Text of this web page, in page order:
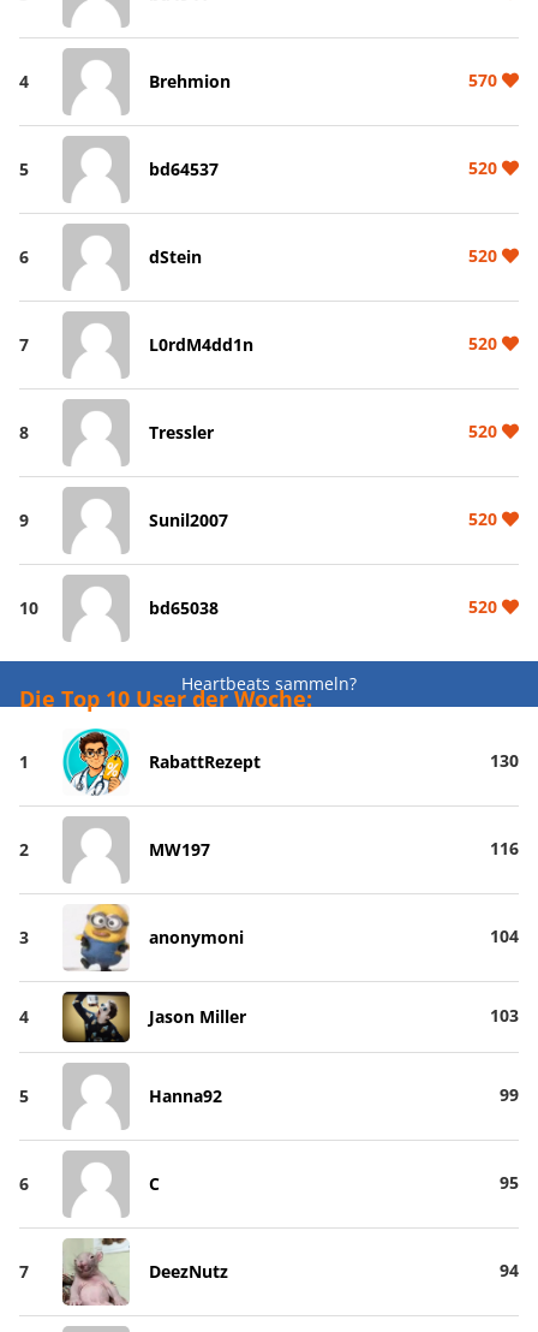
4 Brehmion 570
5 bd64537 520
6 dStein 520
7 L0rdM4dd1n 520
8 Tressler 520
9 Sunil2007 520
10 bd65038 520
Heartbeats sammeln?
Die Top 10 User der Woche:
1 RabattRezept 130
2 MW197 116
3 anonymoni 104
4 Jason Miller 103
5 Hanna92 99
6 C 95
7 DeezNutz 94